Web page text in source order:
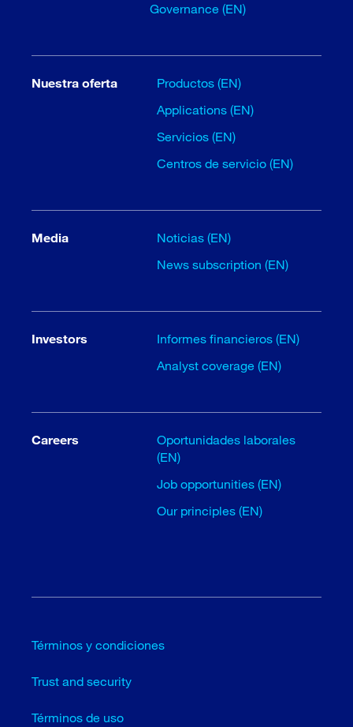
Governance (EN)
Nuestra oferta
Productos (EN)
Applications (EN)
Servicios (EN)
Centros de servicio (EN)
Media
Noticias (EN)
News subscription (EN)
Investors
Informes financieros (EN)
Analyst coverage (EN)
Careers
Oportunidades laborales
(EN)
Job opportunities (EN)
Our principles (EN)
Términos y condiciones
Trust and security
Términos de uso